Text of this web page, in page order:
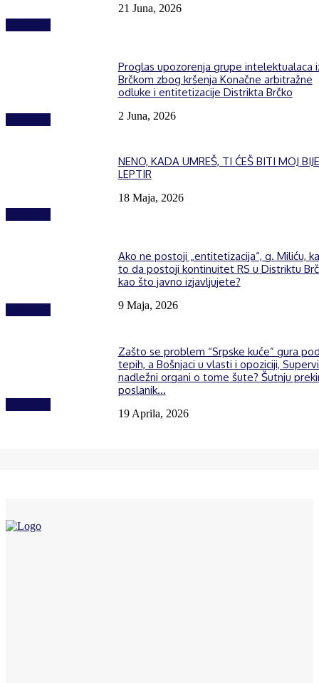
21 Juna, 2026
Proglas upozorenja grupe intelektualaca
Brčkom zbog kršenja Konačne arbitražne
odluke i entitetizacije Distrikta Brčko
2 Juna, 2026
NENO, KADA UMREŠ, TI ĆEŠ BITI MOJ
LEPTIR
18 Maja, 2026
Ako ne postoji „entitetizacija“, g. Miliću,
to da postoji kontinuitet RS u Distriktu
kao što javno izjavljujete?
9 Maja, 2026
Zašto se problem “Srpske kuće” gura
tepih, a Bošnjaci u vlasti i opoziciji,
nadležni organi o tome šute? Šutnju
poslanik...
19 Aprila, 2026